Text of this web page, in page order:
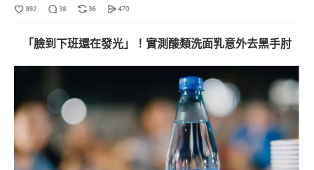
「臉到下班還在發光」！實測酸類洗面乳意外去黑手肘